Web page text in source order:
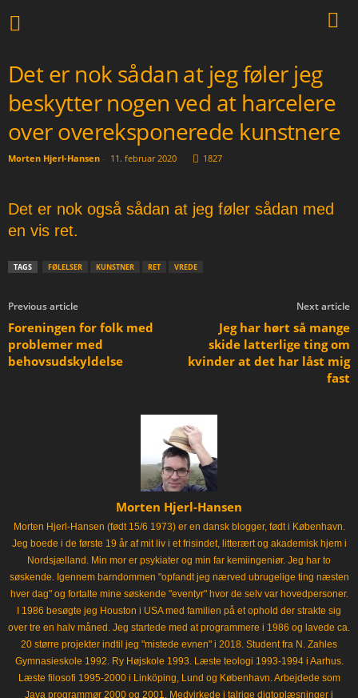
Det er nok sådan at jeg føler jeg
beskytter nogen ved at harcelere
over overeksponerede kunstnere
Morten Hjerl-Hansen - 11. februar 2020 1827
Det er nok også sådan at jeg føler sådan med
en vis ret.
TAGS FØLELSER KUNSTNER RET VREDE
Previous article
Foreningen for folk med
problemer med
behovsudskyldelse
Next article
Jeg har hørt så mange
skide latterlige ting om
kvinder at det har låst mig
fast
Morten Hjerl-Hansen
Morten Hjerl-Hansen (født 15/6 1973) er en dansk blogger, født i København.
Jeg boede i de første 19 år af mit liv i et frisindet, litterært og akademisk hjem i
Nordsjælland. Min mor er psykiater og min far kemiingeniør. Jeg har to
søskende. Igennem barndommen "opfandt jeg nærved ubrugelige ting næsten
hver dag" og fortalte mine søskende "eventyr" hvor de selv var hovedpersoner.
I 1986 besøgte jeg Houston i USA med familien på et ophold der strakte sig
over tre en halv måned. Jeg startede med at programmere i 1986 og lavede ca.
20 større projekter indtil jeg "mistede evnen" i 2018. Student fra N. Zahles
Gymnasieskole 1992. Ry Højskole 1993. Læste teologi 1993-1994 i Aarhus.
Læste filosofi 1995-2000 i Linköping, Lund og København. Arbejdede som
Java programmør 2000 og 2001. Medvirkede i talrige digtoplæsninger i